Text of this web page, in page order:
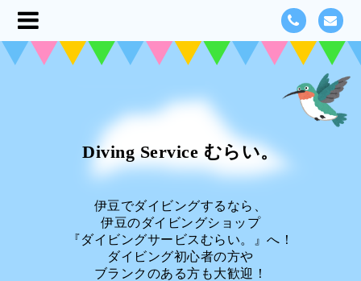
Diving Service むらい。
伊豆でダイビングするなら、
伊豆のダイビングショップ
『ダイビングサービスむらい。』へ！
ダイビング初心者の方や
ブランクのある方も大歓迎！